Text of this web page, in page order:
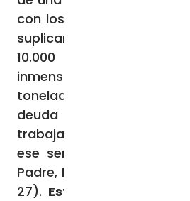
con los números. Un rey,
suplicara, perdona a un
10.000 talentos: es un
inmenso, que oscila entre
toneladas de plata:
deuda imposible de
trabajando una vida
ese señor, que hace
Padre, lo perdona por
27). Este es el corazón